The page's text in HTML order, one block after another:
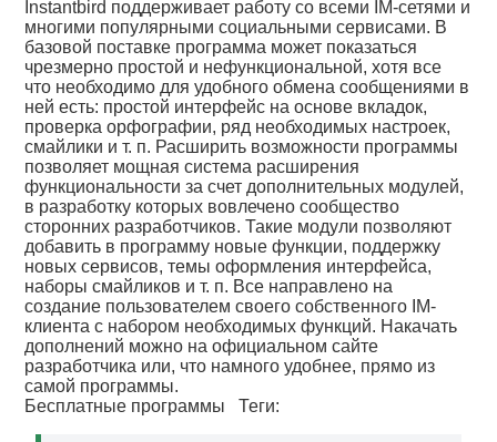
Instantbird поддерживает работу со всеми IM-сетями и
многими популярными социальными сервисами. В
базовой поставке программа может показаться
чрезмерно простой и нефункциональной, хотя все
что необходимо для удобного обмена сообщениями в
ней есть: простой интерфейс на основе вкладок,
проверка орфографии, ряд необходимых настроек,
смайлики и т. п. Расширить возможности программы
позволяет мощная система расширения
функциональности за счет дополнительных модулей,
в разработку которых вовлечено сообщество
сторонних разработчиков. Такие модули позволяют
добавить в программу новые функции, поддержку
новых сервисов, темы оформления интерфейса,
наборы смайликов и т. п. Все направлено на
создание пользователем своего собственного IM-
клиента с набором необходимых функций. Накачать
дополнений можно на официальном сайте
разработчика или, что намного удобнее, прямо из
самой программы.
Бесплатные программы Теги: